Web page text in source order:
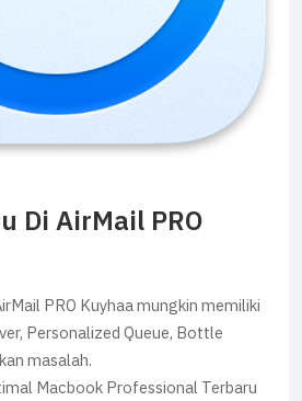
Di AirMail PRO
PRO Kuyhaa mungkin memiliki
Personalized Queue, Bottle
masalah.
Macbook Professional Terbaru